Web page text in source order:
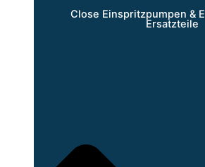
Close Einspritzpumpen &
Ersatzteile